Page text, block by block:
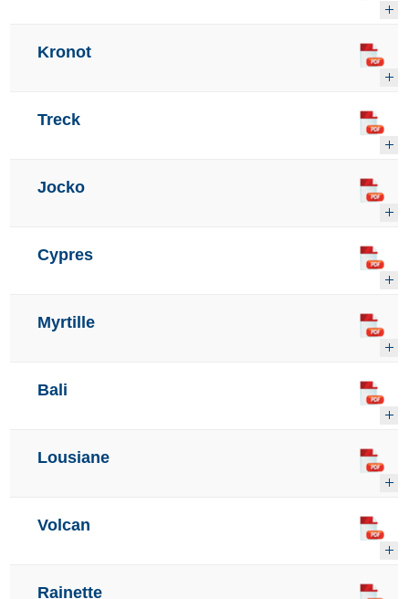
Kronot
Treck
Jocko
Cypres
Myrtille
Bali
Lousiane
Volcan
Rainette